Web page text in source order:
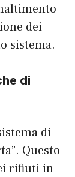
dei
sistema.
di
di
Questo
rifiuti in